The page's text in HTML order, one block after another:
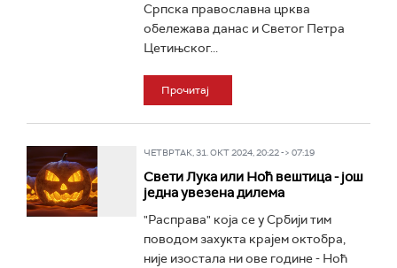
Српска православна црква
обележава данас и Светог Петра
Цетињског...
Прочитај
ЧЕТВРТАК, 31. ОКТ 2024, 20:22 -> 07:19
Свети Лука или Ноћ вештица - још
једна увезена дилема
"Расправа" која се у Србији тим
поводом захукта крајем октобра,
није изостала ни ове године - Ноћ